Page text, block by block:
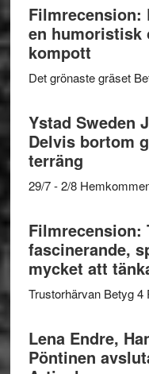
Filmrecension:
en humoristisk
kompott
Det grönaste gräset
Ystad Sweden
Delvis bortom
terräng
29/7 - 2/8
Filmrecension:
fascinerande,
mycket att
Trustorhärvan Betyg
Lena Endre,
Pöntinen